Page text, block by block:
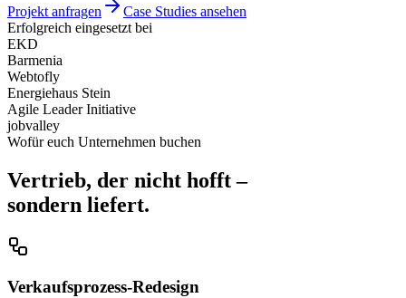
Projekt anfragen
Case Studies ansehen
Erfolgreich eingesetzt bei
EKD
Barmenia
Webtofly
Energiehaus Stein
Agile Leader Initiative
jobvalley
Wofür euch Unternehmen buchen
Vertrieb, der nicht hofft –
sondern liefert.
Verkaufsprozess-Redesign